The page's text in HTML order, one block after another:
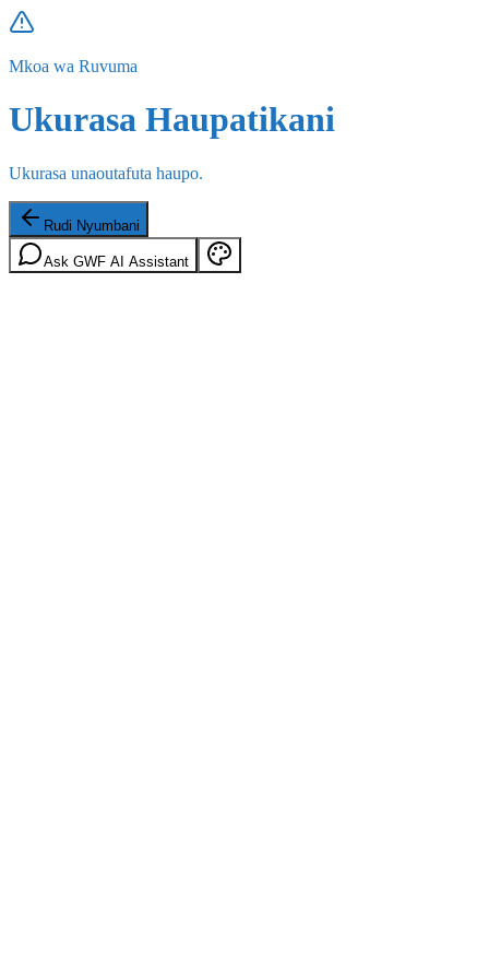
Mkoa wa Ruvuma
Ukurasa Haupatikani
Ukurasa unaoutafuta haupo.
Rudi Nyumbani
Ask GWF AI Assistant